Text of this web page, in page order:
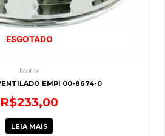
ESGOTADO
Motor
EMPI 00-8674-0
R$233,00
LEIA MAIS